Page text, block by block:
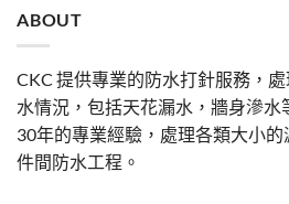
ABOUT
CKC 提供專業的防水打針服務，
水情況，包括天花漏水，牆身滲
30年的專業經驗，處理各類大小
件間防水工程。